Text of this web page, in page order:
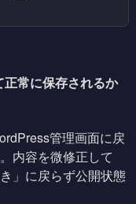
常に保存されるか
管理画面に戻
内容を微修正して
」に戻らず公開状態